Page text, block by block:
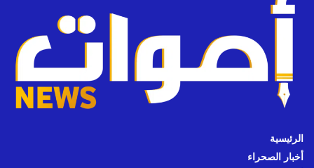
الرئيسية
أخبار الصحراء